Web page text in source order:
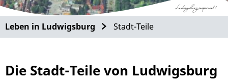
Leben in Ludwigsburg Stadt-Teile
Die Stadt-Teile von Ludwigsburg